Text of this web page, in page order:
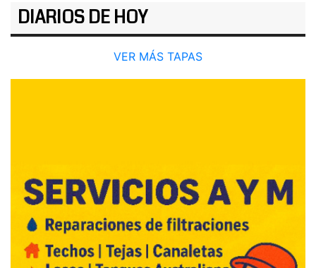
DIARIOS DE HOY
VER MÁS TAPAS